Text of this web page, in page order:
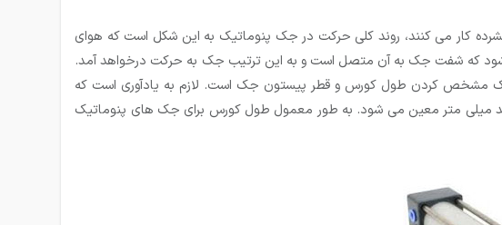
کار می کنند، روند کلی حرکت در جک پنوماتیک به این شکل است که هوای
که شفت جک به آن متصل است و به این ترتیب جک به حرکت درخواهد آمد.
مشخص کردن طول کورس و قطر پیستون جک است. لازم به یادآوری است که
میلی متر معین می شود. به طور معمول طول کورس برای جک های پنوماتیک